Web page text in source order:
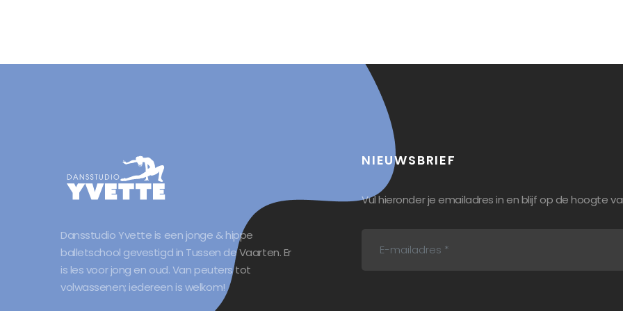
NIEUWSBRIEF
Vul hieronder je emailadres in en blijf op de hoogte
Dansstudio Yvette is een jonge & hippe
balletschool gevestigd in Tussen de Vaarten. Er
is les voor jong en oud. Van peuters tot
volwassenen; iedereen is welkom!